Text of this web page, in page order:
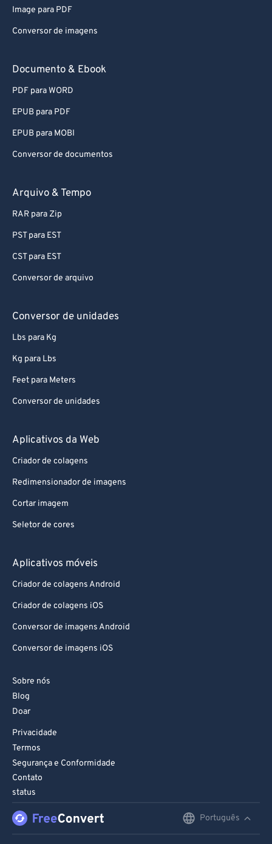
Image para PDF
Conversor de imagens
Documento & Ebook
PDF para WORD
EPUB para PDF
EPUB para MOBI
Conversor de documentos
Arquivo & Tempo
RAR para Zip
PST para EST
CST para EST
Conversor de arquivo
Conversor de unidades
Lbs para Kg
Kg para Lbs
Feet para Meters
Conversor de unidades
Aplicativos da Web
Criador de colagens
Redimensionador de imagens
Cortar imagem
Seletor de cores
Aplicativos móveis
Criador de colagens Android
Criador de colagens iOS
Conversor de imagens Android
Conversor de imagens iOS
Sobre nós
Blog
Doar
Privacidade
Termos
Segurança e Conformidade
Contato
status
Português